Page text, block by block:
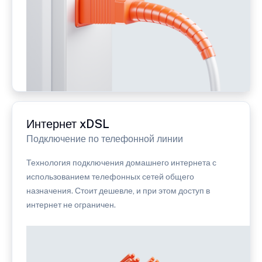
Интернет xDSL
Подключение по телефонной линии
Технология подключения домашнего интернета с
использованием телефонных сетей общего
назначения. Стоит дешевле, и при этом доступ в
интернет не ограничен.